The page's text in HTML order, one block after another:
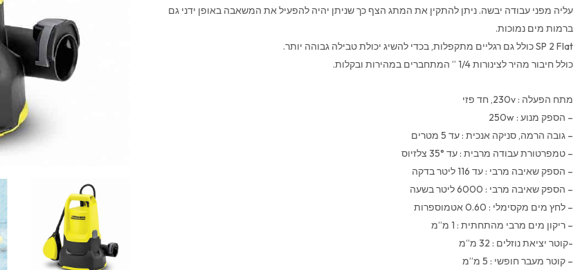
עליה מפני עבודה יבשה. ניתן להתקין את המתג הצף כך שניתן יהיה להפעיל את המשאבה באופן ידני גם
ברמות מים נמוכות.
SP 2 Flat כולל גם רגליים מתקפלות, בכדי להשיג יכולת טבילה גבוהה יותר.
כולל חיבור מהיר לצינורות 1/4 ” המתחברים במהירות ובקלות.
מתח הפעלה : 230v, חד פזי
– הספק מנוע : 250w
– גובה הרמה, סניקה אנכית : עד 5 מטרים
– טמפרטורת עבודה מרבית : עד 35° צלזיוס
– הספק שאיבה מרבי : עד 116 ליטר בדקה
– הספק שאיבה מרבי : 6000 ליטר בשעה
– לחץ מים מקסימלי : 0.60 אטמוספרות
– ריקון מים מרבי מהתחתית : 1 מ”מ
-קוטר יציאת נוזלים : 32 מ”מ
– קוטר מעבר חופשי : 5 מ”מ